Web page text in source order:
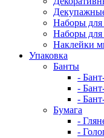
Наборы для
Наборы для
Наклейки
Упаковка
Банты
-
-
-
Бумага
-
-